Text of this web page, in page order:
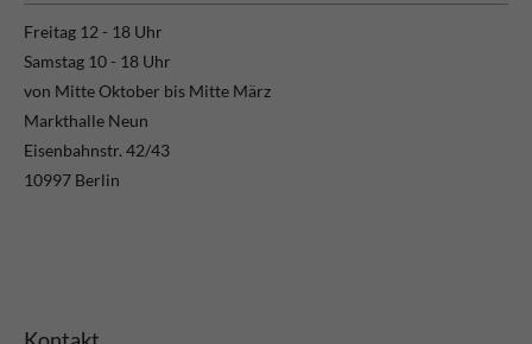
Freitag 12 - 18 Uhr
Samstag 10 - 18 Uhr
von Mitte Oktober bis Mitte März
Markthalle Neun
Eisenbahnstr. 42/43
10997 Berlin